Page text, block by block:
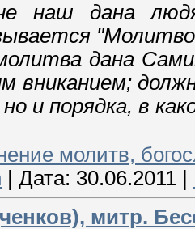
наш дана
дана
вниканием;
и порядка, в
молитв,
Дата: 30.06.2011
митр.